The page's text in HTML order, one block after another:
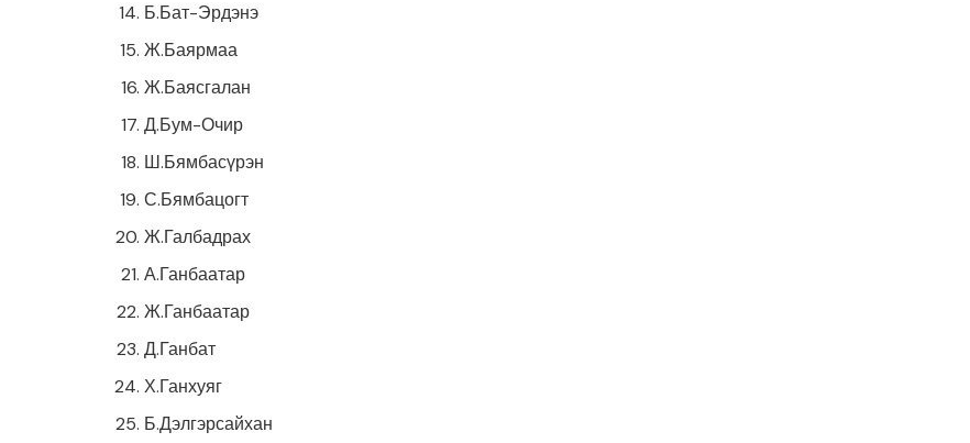
Б.Бат-Эрдэнэ
Ж.Баярмаа
Ж.Баясгалан
Д.Бум-Очир
Ш.Бямбасүрэн
С.Бямбацогт
Ж.Галбадрах
А.Ганбаатар
Ж.Ганбаатар
Д.Ганбат
Х.Ганхуяг
Б.Дэлгэрсайхан